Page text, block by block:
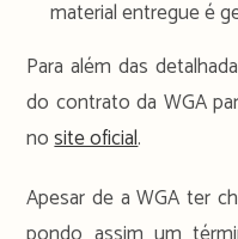
material entregue é
Para além das
do contrato da WGA
nosite oficial.
Apesar de a WGA ter